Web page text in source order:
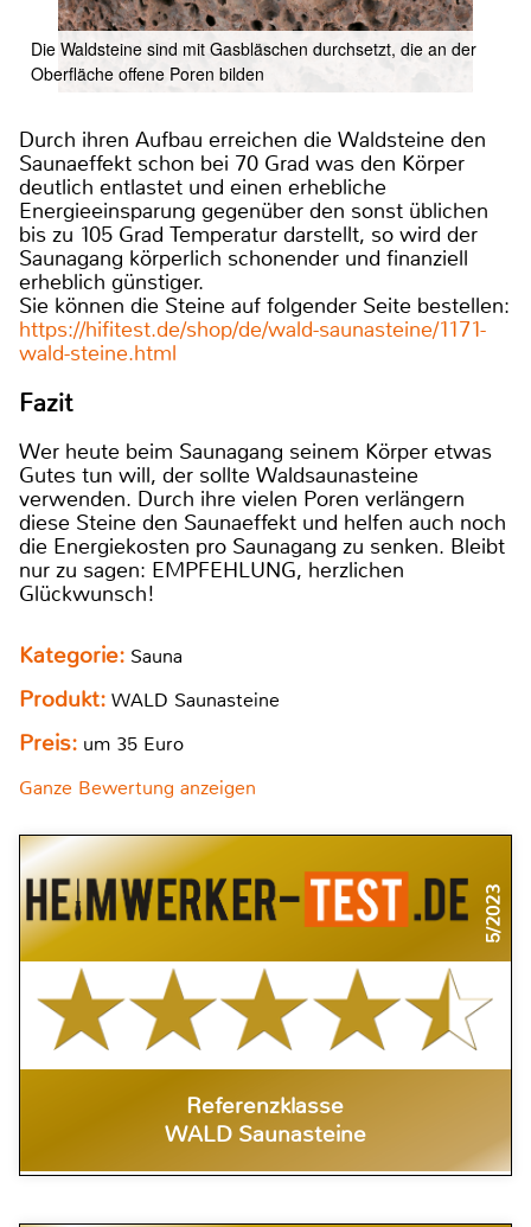
Die Waldsteine sind mit Gasbläschen durchsetzt, die an der
Oberfläche offene Poren bilden
Durch ihren Aufbau erreichen die Waldsteine den
Saunaeffekt schon bei 70 Grad was den Körper
deutlich entlastet und einen erhebliche
Energieeinsparung gegenüber den sonst üblichen
bis zu 105 Grad Temperatur darstellt, so wird der
Saunagang körperlich schonender und finanziell
erheblich günstiger.
Sie können die Steine auf folgender Seite bestellen:
https://hifitest.de/shop/de/wald-saunasteine/1171-
wald-steine.html
Fazit
Wer heute beim Saunagang seinem Körper etwas
Gutes tun will, der sollte Waldsaunasteine
verwenden. Durch ihre vielen Poren verlängern
diese Steine den Saunaeffekt und helfen auch noch
die Energiekosten pro Saunagang zu senken. Bleibt
nur zu sagen: EMPFEHLUNG, herzlichen
Glückwunsch!
Kategorie: Sauna
Produkt: WALD Saunasteine
Preis: um 35 Euro
Ganze Bewertung anzeigen
5/2023
Referenzklasse
WALD Saunasteine